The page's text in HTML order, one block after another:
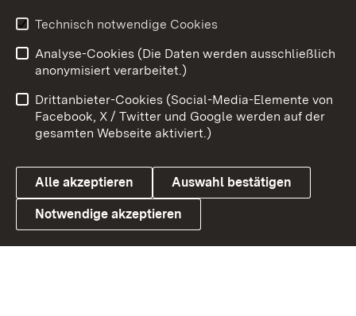
Link zum Landesportal
Impressum
Kontakt
Barrierefreiheit
Datenschutz
Cookies
Technisch notwendige Cookies
Analyse-Cookies (Die Daten werden ausschließlich
anonymisiert verarbeitet.)
Drittanbieter-Cookies (Social-Media-Elemente von
Facebook, X / Twitter und Google werden auf der
gesamten Webseite aktiviert.)
Alle akzeptieren Auswahl bestätigen
Notwendige akzeptieren